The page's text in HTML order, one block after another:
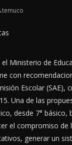
temuco
Ministerio de
con
Escolar (SAE),
Una de las
desde 7° básico,
el compromiso de
generar un